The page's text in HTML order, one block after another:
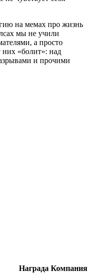
на мемах про жизнь
мы не учили
а просто
«болит»: над
и прочими
Награда Компания